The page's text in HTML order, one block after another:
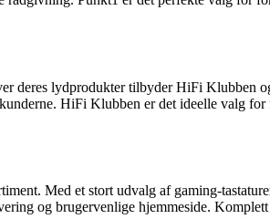
deres lydprodukter tilbyder HiFi Klubben
HiFi Klubben er det ideelle valg for
Med et stort udvalg af gaming-
og brugervenlige hjemmeside.